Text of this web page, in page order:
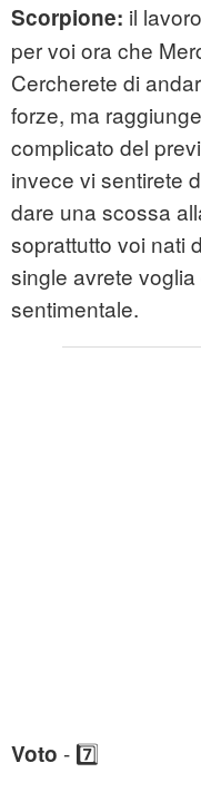
Scorpione: il
per voi ora che
Cercherete di
forze, ma
complicato del
invece vi sentirete
dare una scossa
soprattutto voi nati
single avrete
sentimentale.
Voto - 7️⃣